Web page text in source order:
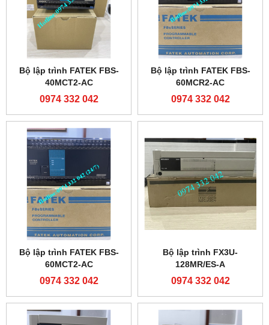
Bộ lập trình FATEK FBS-
40MCT2-AC
0974 332 042
Bộ lập trình FATEK FBS-
60MCR2-AC
0974 332 042
Bộ lập trình FATEK FBS-
60MCT2-AC
0974 332 042
Bộ lập trình FX3U-
128MR/ES-A
0974 332 042